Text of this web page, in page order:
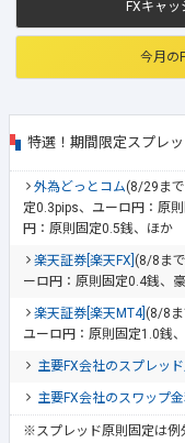
FXキャッ
今月の
特選！期間限定スプレ
外為どっとコム(8/29ま
定0.3pips、ユーロ円：原
円：原則固定0.5銭、ほか
楽天証券[楽天FX] (8/8ま
ーロ円：原則固定0.4銭、
楽天証券[楽天MT4] (8/8ま
ユーロ円：原則固定1.0銭
主要FX会社のスプレッ
主要FX会社のスワップ
※スプレッド原則固定は例